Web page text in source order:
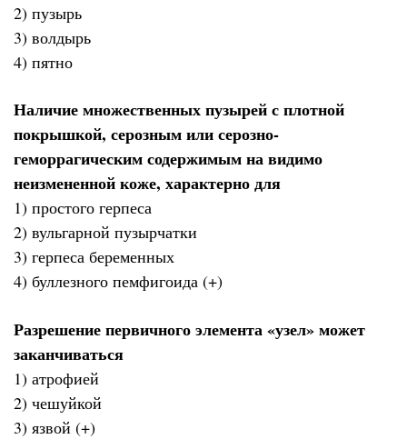
2) пузырь
3) волдырь
4) пятно
Наличие множественных пузырей с плотной
покрышкой, серозным или серозно-
геморрагическим содержимым на видимо
неизмененной коже, характерно для
1) простого герпеса
2) вульгарной пузырчатки
3) герпеса беременных
4) буллезного пемфигоида (+)
Разрешение первичного элемента «узел» может
заканчиваться
1) атрофией
2) чешуйкой
3) язвой (+)